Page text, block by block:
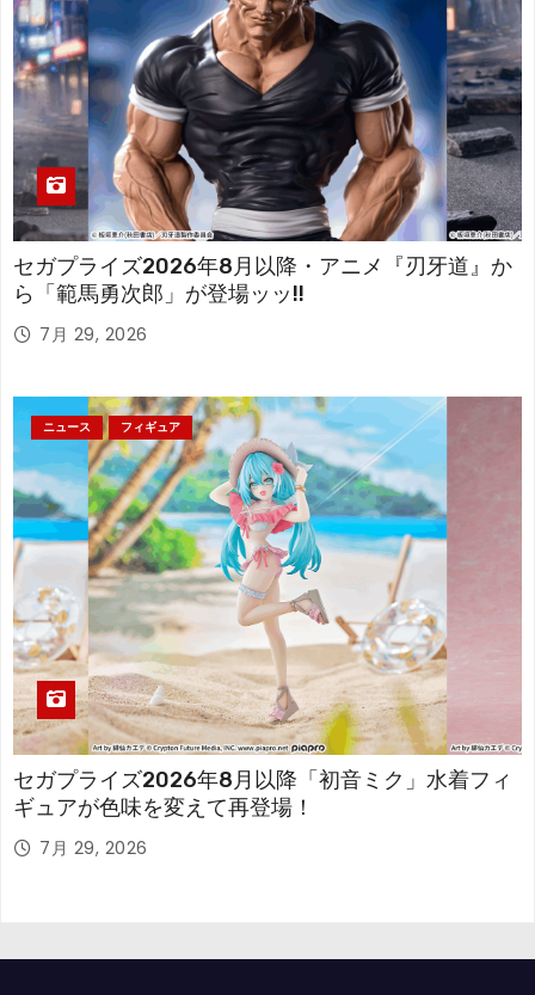
セガプライズ2026年8月以降・アニメ『刃牙道』か
ら「範馬勇次郎」が登場ッッ!!
7月 29, 2026
ニュース フィギュア
セガプライズ2026年8月以降「初音ミク」水着フィ
ギュアが色味を変えて再登場！
7月 29, 2026